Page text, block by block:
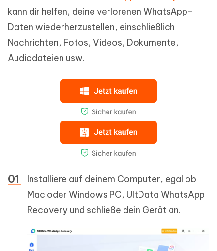
kann dir helfen, deine verlorenen WhatsApp-
Daten wiederherzustellen, einschließlich
Nachrichten, Fotos, Videos, Dokumente,
Audiodateien usw.
Installiere auf deinem Computer, egal ob
Mac oder Windows PC, UltData WhatsApp
Recovery und schließe dein Gerät an.